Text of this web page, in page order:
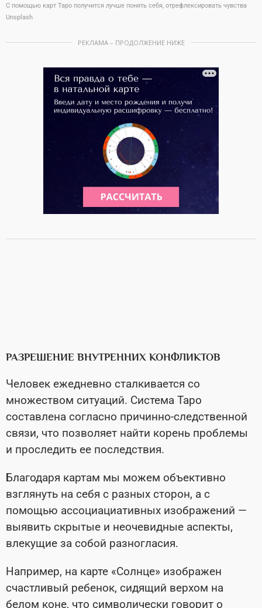
С помощью карт Таро получится лучше понять себя, отрефлексировать чувства
Unsplash
РЕКЛАМА – ПРОДОЛЖЕНИЕ НИЖЕ
РАЗРЕШЕНИЕ ВНУТРЕННИХ КОНФЛИКТОВ
Человек ежедневно сталкивается со
множеством ситуаций. Система Таро
составлена согласно причинно-следственной
связи, что позволяет найти корень проблемы
и проследить ее последствия.
Благодаря картам мы можем объективно
взглянуть на себя с разных сторон, а с
помощью ассоциациативных изображений —
выявить скрытые и неочевидные аспекты,
влекущие за собой разногласия.
Например, на карте «Солнце» изображен
счастливый ребенок, сидящий верхом на
белом коне, что символически говорит о